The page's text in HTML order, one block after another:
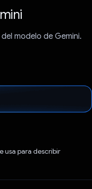
modelo de Gemini.
usa para describir